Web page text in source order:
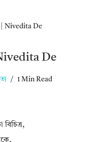
Nivedita De
De
1 Min Read